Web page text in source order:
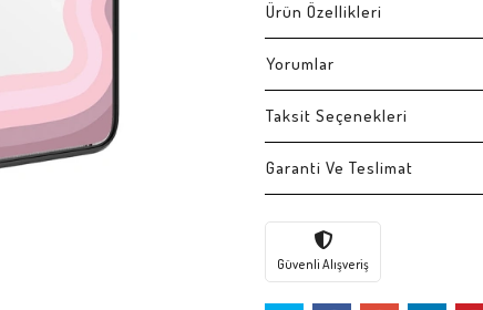
Ürün Özellikleri
Yorumlar
Taksit Seçenekleri
Garanti Ve Teslimat
Güvenli Alışveriş